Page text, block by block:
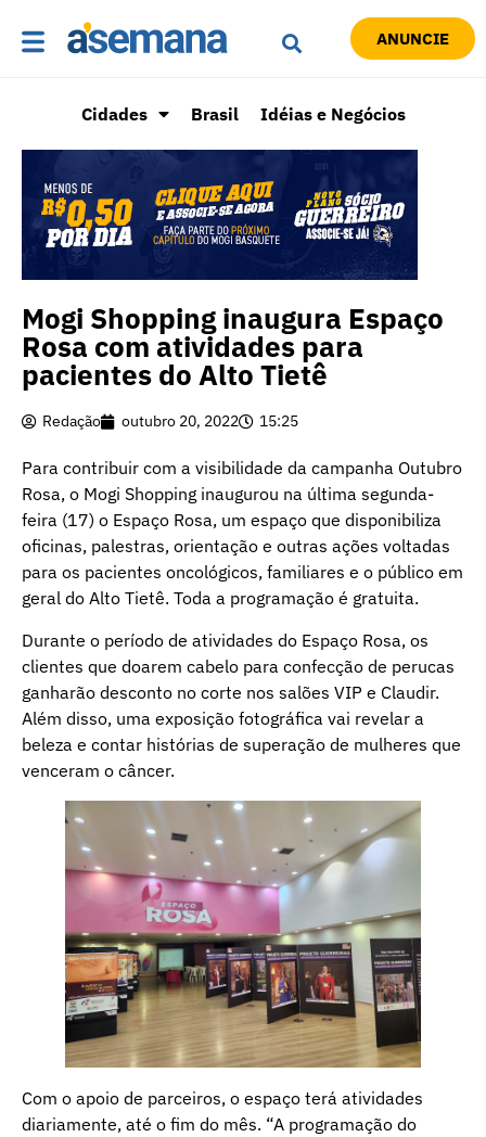
ANUNCIE
Cidades Brasil Idéias e Negócios
Mogi Shopping inaugura Espaço
Rosa com atividades para
pacientes do Alto Tietê
Redação outubro 20, 2022 15:25
Para contribuir com a visibilidade da campanha Outubro
Rosa, o Mogi Shopping inaugurou na última segunda-
feira (17) o Espaço Rosa, um espaço que disponibiliza
oficinas, palestras, orientação e outras ações voltadas
para os pacientes oncológicos, familiares e o público em
geral do Alto Tietê. Toda a programação é gratuita.
Durante o período de atividades do Espaço Rosa, os
clientes que doarem cabelo para confecção de perucas
ganharão desconto no corte nos salões VIP e Claudir.
Além disso, uma exposição fotográfica vai revelar a
beleza e contar histórias de superação de mulheres que
venceram o câncer.
Com o apoio de parceiros, o espaço terá atividades
diariamente, até o fim do mês. “A programação do